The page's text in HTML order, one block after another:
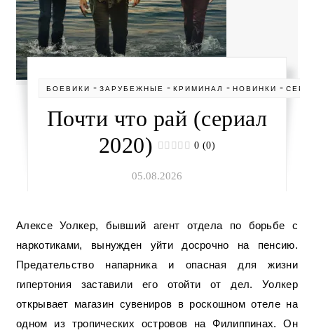
БОЕВИКИ -ЗАРУБЕЖНЫЕ -КРИМИНАЛ -НОВИНКИ -
Почти что рай (сериал
2020)
0 (0)
05.08.2026
Алексе Уолкер, бывший агент отдела по борьбе с
наркотиками, вынужден уйти досрочно на пенсию.
Предательство напарника и опасная для жизни
гипертония заставили его отойти от дел. Уолкер
открывает магазин сувениров в роскошном отеле на
одном из тропических островов на Филиппинах. Он